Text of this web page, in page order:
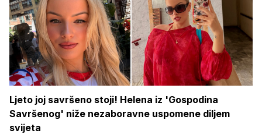
Ljeto joj savršeno stoji! Helena iz 'Gospodina
Savršenog' niže nezaboravne uspomene diljem
svijeta